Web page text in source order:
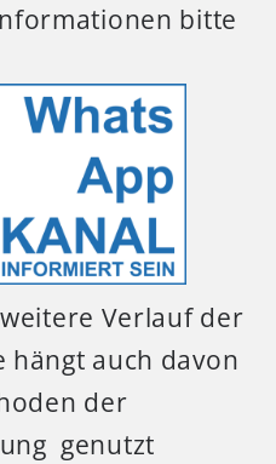
bitte
Verlauf der
hängt auch davon
der
genutzt